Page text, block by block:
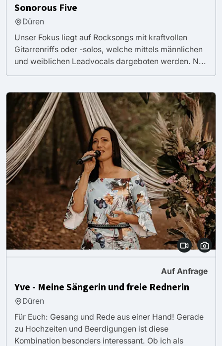
Sonorous Five
Düren
Unser Fokus liegt auf Rocksongs mit kraftvollen
Gitarrenriffs oder -solos, welche mittels männlichen
und weiblichen Leadvocals dargeboten werden. N...
Auf Anfrage
Yve - Meine Sängerin und freie Rednerin
Düren
Für Euch: Gesang und Rede aus einer Hand! Gerade
zu Hochzeiten und Beerdigungen ist diese
Kombination besonders interessant. Ob ich als